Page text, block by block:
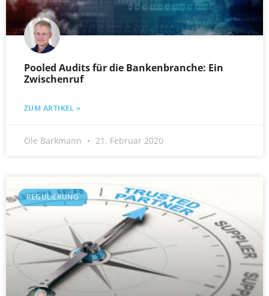
Pooled Audits für die Bankenbranche: Ein
Zwischenruf
ZUM ARTIKEL »
Ole Barkmann 21. Februar 2020
REGULIERUNG